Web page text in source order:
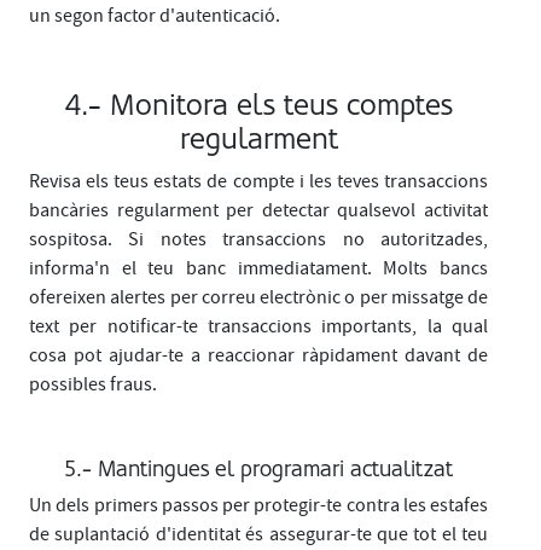
un segon factor d'autenticació.
4.- Monitora els teus comptes
regularment
Revisa els teus estats de compte i les teves transaccions
bancàries regularment per detectar qualsevol activitat
sospitosa. Si notes transaccions no autoritzades,
informa'n el teu banc immediatament. Molts bancs
ofereixen alertes per correu electrònic o per missatge de
text per notificar-te transaccions importants, la qual
cosa pot ajudar-te a reaccionar ràpidament davant de
possibles fraus.
5.- Mantingues el programari actualitzat
Un dels primers passos per protegir-te contra les estafes
de suplantació d'identitat és assegurar-te que tot el teu